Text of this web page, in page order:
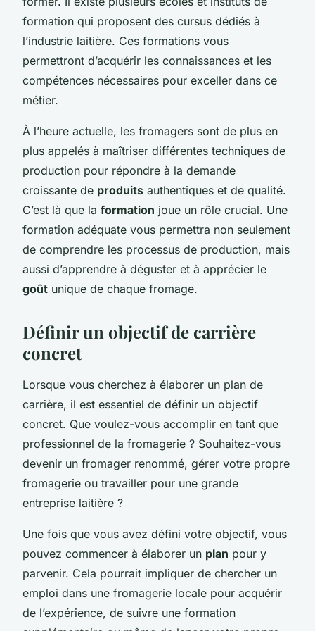
formation qui proposent des cursus dédiés à
l’industrie laitière. Ces formations vous
permettront d’acquérir les connaissances et les
compétences nécessaires pour exceller dans ce
métier.
À l’heure actuelle, les fromagers sont de plus en
plus appelés à maîtriser différentes techniques de
production pour répondre à la demande
croissante de produits authentiques et de qualité.
C’est là que la formation joue un rôle crucial. Une
formation adéquate vous permettra non seulement
de comprendre les processus de production, mais
aussi d’apprendre à déguster et à apprécier le
goût unique de chaque fromage.
Définir un objectif de carrière
concret
Lorsque vous cherchez à élaborer un plan de
carrière, il est essentiel de définir un objectif
concret. Que voulez-vous accomplir en tant que
professionnel de la fromagerie ? Souhaitez-vous
devenir un fromager renommé, gérer votre propre
fromagerie ou travailler pour une grande
entreprise laitière ?
Une fois que vous avez défini votre objectif, vous
pouvez commencer à élaborer un plan pour y
parvenir. Cela pourrait impliquer de chercher un
emploi dans une fromagerie locale pour acquérir
de l’expérience, de suivre une formation